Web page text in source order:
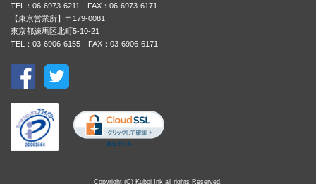
TEL：06-6973-6211 FAX：06-6973-6171
【東京営業所】〒179-0081
東京都練馬区北町5-10-21
TEL：03-6906-6155 FAX：03-6906-6171
Copyright (C) Kuboi Ink all rights Reserved.